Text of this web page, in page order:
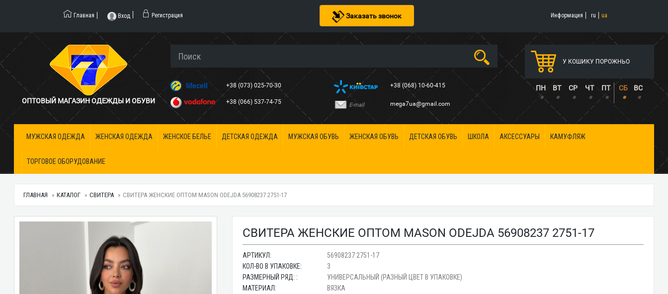
Заказать звонок
Главная Вход Регистрация Информация ru ua
ОПТОВЫЙ МАГАЗИН ОДЕЖДЫ И ОБУВИ
+38 (073) 025-70-30
+38 (066) 537-74-75
+38 (068) 10-60-415
E-mail mega7ua@gmail.com
У КОШИКУ ПОРОЖНЬО
ПН ВТ СР ЧТ ПТ СБ ВС
• • • • • • •
МУЖСКАЯ ОДЕЖДА ЖЕНСКАЯ ОДЕЖДА ЖЕНСКОЕ БЕЛЬЕ ДЕТСКАЯ ОДЕЖДА МУЖСКАЯ ОБУВЬ ЖЕНСКАЯ ОБУВЬ ДЕТСКАЯ ОБУВЬ ШКОЛА АКСЕССУАРЫ КАМУФЛЯЖ
ТОРГОВОЕ ОБОРУДОВАНИЕ
ГЛАВНАЯ КАТАЛОГ СВИТЕРА СВИТЕРА ЖЕНСКИЕ ОПТОМ MASON ODEJDA 56908237 2751-17
СВИТЕРА ЖЕНСКИЕ ОПТОМ MASON ODEJDA 56908237 2751-17
АРТИКУЛ:
56908237 2751-17
КОЛ-ВО В УПАКОВКЕ:
3
РАЗМЕРНЫЙ РЯД: :
УНИВЕРСАЛЬНЫЙ (РАЗНЫЙ ЦВЕТ В УПАКОВКЕ)
МАТЕРИАЛ:
ВЯЗКА